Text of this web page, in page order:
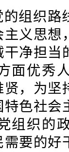
组织路
义思想
净担当
面优秀
，为坚
色社会
组织的
要的好